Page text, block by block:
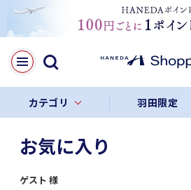
カテゴリ 羽田限定
お気に入り
ゲスト 様